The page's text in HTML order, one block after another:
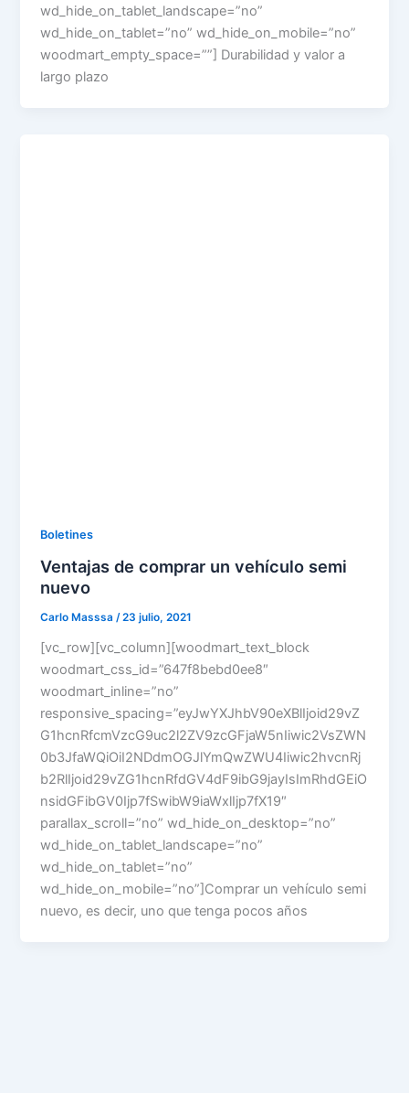
wd_hide_on_tablet_landscape=”no”
wd_hide_on_tablet=”no” wd_hide_on_mobile=”no”
woodmart_empty_space=””] Durabilidad y valor a
largo plazo
Boletines
Ventajas de comprar un vehículo semi
nuevo
Carlo Masssa/23 julio, 2021
[vc_row][vc_column][woodmart_text_block
woodmart_css_id=”647f8bebd0ee8″
woodmart_inline=”no”
responsive_spacing=”eyJwYXJhbV90eXBlIjoid29vZ
G1hcnRfcmVzcG9uc2l2ZV9zcGFjaW5nIiwic2VsZWN
0b3JfaWQiOiI2NDdmOGJlYmQwZWU4Iiwic2hvcnRj
b2RlIjoid29vZG1hcnRfdGV4dF9ibG9jayIsImRhdGEiO
nsidGFibGV0Ijp7fSwibW9iaWxlIjp7fX19″
parallax_scroll=”no” wd_hide_on_desktop=”no”
wd_hide_on_tablet_landscape=”no”
wd_hide_on_tablet=”no”
wd_hide_on_mobile=”no”]Comprar un vehículo semi
nuevo, es decir, uno que tenga pocos años